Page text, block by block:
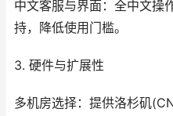
中文客服与界面：全中文操
持，降低使用门槛。
3. 硬件与扩展性
多机房选择：提供洛杉矶